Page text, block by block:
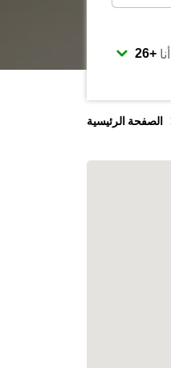
أنا
الصفحة الرئيسية